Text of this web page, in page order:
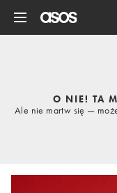
O NIE! TA
Ale nie martw się —